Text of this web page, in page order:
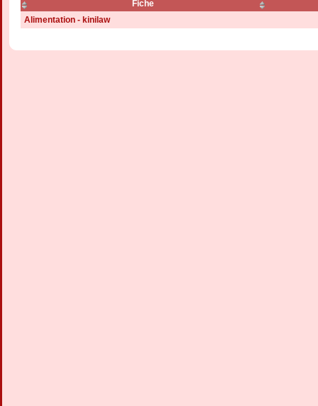
Fiche
Alimentation - kinilaw